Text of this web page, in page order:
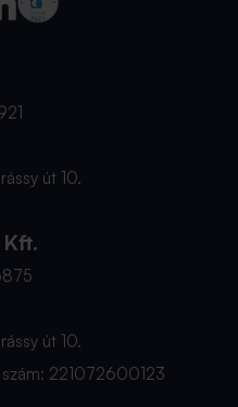
út 10.
út 10.
szám: 221072600123